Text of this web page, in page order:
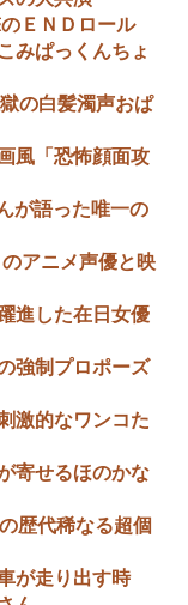
検
ＥＮＤロール
みぱっくんちょ
の白髪濁声おぱ
風「恐怖顔面攻
が語った唯一の
アニメ声優と映
進した在日女優
強制プロポーズ
激的なワンコた
寄せるほのかな
歴代稀なる超個
が走り出す時